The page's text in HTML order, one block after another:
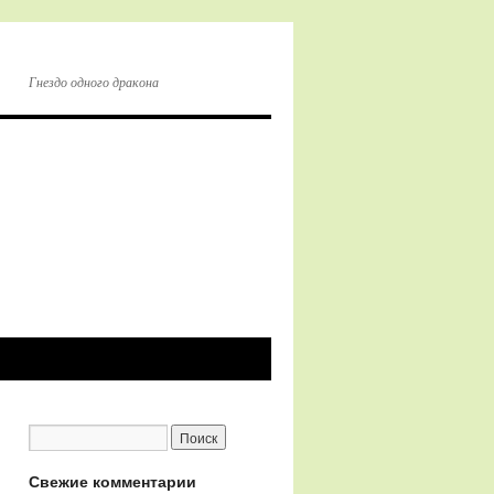
Гнездо одного дракона
Свежие комментарии